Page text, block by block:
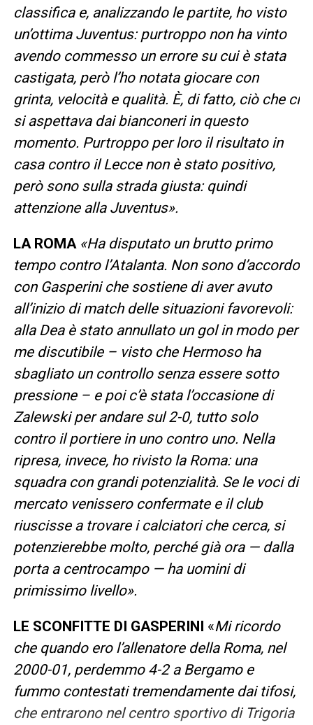
classifica e, analizzando le partite, ho visto
un’ottima Juventus: purtroppo non ha vinto
avendo commesso un errore su cui è stata
castigata, però l’ho notata giocare con
grinta, velocità e qualità. È, di fatto, ciò che ci
si aspettava dai bianconeri in questo
momento. Purtroppo per loro il risultato in
casa contro il Lecce non è stato positivo,
però sono sulla strada giusta: quindi
attenzione alla Juventus».
LA ROMA «Ha disputato un brutto primo
tempo contro l’Atalanta. Non sono d’accordo
con Gasperini che sostiene di aver avuto
all’inizio di match delle situazioni favorevoli:
alla Dea è stato annullato un gol in modo per
me discutibile – visto che Hermoso ha
sbagliato un controllo senza essere sotto
pressione – e poi c’è stata l’occasione di
Zalewski per andare sul 2-0, tutto solo
contro il portiere in uno contro uno. Nella
ripresa, invece, ho rivisto la Roma: una
squadra con grandi potenzialità. Se le voci di
mercato venissero confermate e il club
riuscisse a trovare i calciatori che cerca, si
potenzierebbe molto, perché già ora — dalla
porta a centrocampo — ha uomini di
primissimo livello».
LE SCONFITTE DI GASPERINI «Mi ricordo
che quando ero l’allenatore della Roma, nel
2000-01, perdemmo 4-2 a Bergamo e
fummo contestati tremendamente dai tifosi,
che entrarono nel centro sportivo di Trigoria